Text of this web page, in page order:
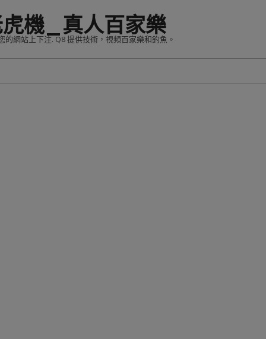
機_真人百家樂
網站上下注. Q8 提供技術，視頻百家樂和釣魚。